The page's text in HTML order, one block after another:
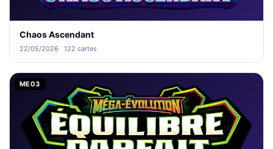
Chaos Ascendant
22/05/2026 122 cartes
ME03